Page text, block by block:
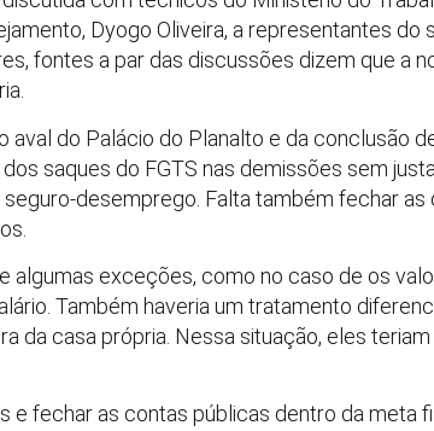
Dyogo Oliveira, a representantes
fontes a par das discussões dizem que a
do Palácio do Planalto e da conclusão
saques do FGTS nas demissões sem
desemprego. Falta também fechar
algumas exceções, como no caso de os
Também haveria um tratamento
da casa própria. Nessa situação, eles
e fechar as contas públicas dentro da meta